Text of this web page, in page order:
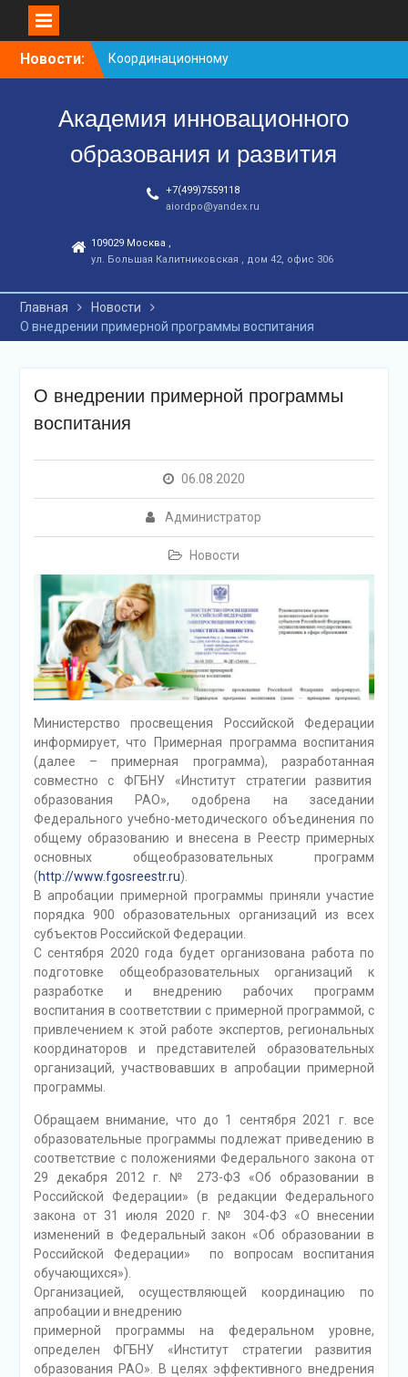
Новости:
Координационному
центру-25 лет!
группа
С юбилеем КЦ!
Академия инновационного
образования и развития
+7(499)7559118
aiordpo@yandex.ru
109029 Москва ,
ул. Большая Калитниковская , дом 42, офис 306
Главная
Новости
О внедрении примерной программы воспитания
О внедрении примерной программы
воспитания
06.08.2020
Администратор
Новости
Министерство просвещения Российской Федерации
информирует, что Примерная программа воспитания
(далее – примерная программа), разработанная
совместно с ФГБНУ «Институт стратегии развития
образования РАО», одобрена на заседании
Федерального учебно-методического объединения по
общему образованию и внесена в Реестр примерных
основных общеобразовательных программ
(http://www.fgosreestr.ru).
В апробации примерной программы приняли участие
порядка 900 образовательных организаций из всех
субъектов Российской Федерации.
С сентября 2020 года будет организована работа по
подготовке общеобразовательных организаций к
разработке и внедрению рабочих программ
воспитания в соответствии с примерной программой, с
привлечением к этой работе экспертов, региональных
координаторов и представителей образовательных
организаций, участвовавших в апробации примерной
программы.
Обращаем внимание, что до 1 сентября 2021 г. все
образовательные программы подлежат приведению в
соответствие с положениями Федерального закона от
29 декабря 2012 г. № 273-ФЗ «Об образовании в
Российской Федерации» (в редакции Федерального
закона от 31 июля 2020 г. № 304-ФЗ «О внесении
изменений в Федеральный закон «Об образовании в
Российской Федерации» по вопросам воспитания
обучающихся»).
Организацией, осуществляющей координацию по
апробации и внедрению
примерной программы на федеральном уровне,
определен ФГБНУ «Институт стратегии развития
образования РАО». В целях эффективного внедрения